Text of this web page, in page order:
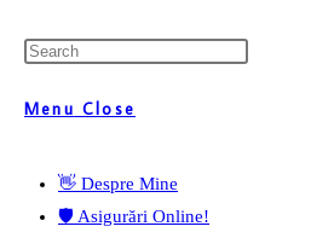
Menu Close
👋 Despre Mine
🛡️ Asigurări Online!